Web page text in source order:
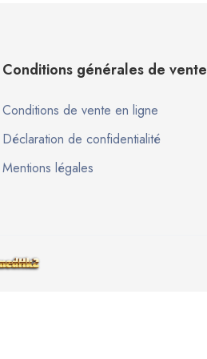
Conditions générales de vente
Conditions de vente en ligne
Déclaration de confidentialité
Mentions légales